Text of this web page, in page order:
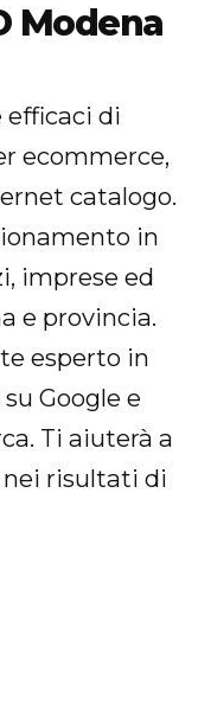
Modena
efficaci di
ecommerce,
catalogo.
in
imprese ed
e provincia.
esperto in
Google e
Ti aiuterà a
nei risultati di